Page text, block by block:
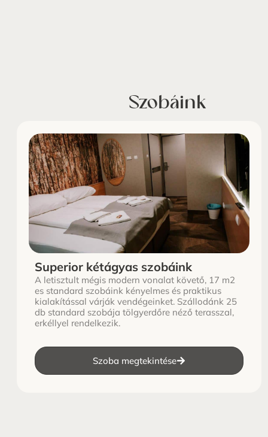
Szobáink
Superior kétágyas szobáink
A letisztult mégis modern vonalat követő, 17 m2
es standard szobáink kényelmes és praktikus
kialakítással várják vendégeinket. Szállodánk 25
db standard szobája tölgyerdőre néző terasszal,
erkéllyel rendelkezik.
Szoba megtekintése